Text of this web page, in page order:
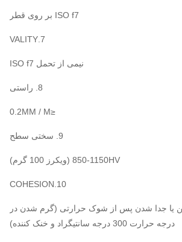
ISO f7 بر روی قطر
7.VALITY
نیمی از تحمل ISO f7
8. راستی
≤0.2MM / M
9. سختی سطح
850-1150HV (ویکرز 100 گرم)
10.COHESION
یا جدا شدن پس از شوک حرارتی (گرم شدن در
درجه حرارت 300 درجه سانتیگراد و خنک کننده)